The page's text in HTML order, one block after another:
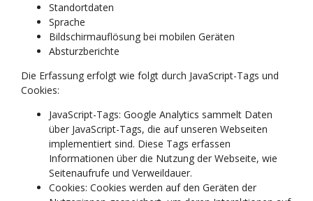
Standortdaten
Sprache
Bildschirmauflösung bei mobilen Geräten
Absturzberichte
Die Erfassung erfolgt wie folgt durch JavaScript-Tags und
Cookies:
JavaScript-Tags: Google Analytics sammelt Daten
über JavaScript-Tags, die auf unseren Webseiten
implementiert sind. Diese Tags erfassen
Informationen über die Nutzung der Webseite, wie
Seitenaufrufe und Verweildauer.
Cookies: Cookies werden auf den Geräten der